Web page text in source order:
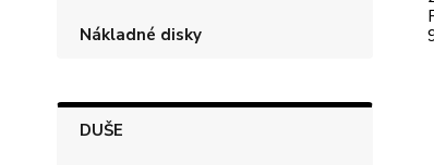
Nákladné disky
DUŠE